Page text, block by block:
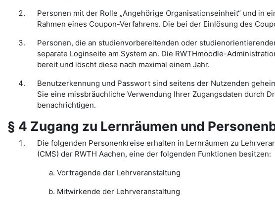
Personen mit der Rolle „Angehörige Organisationseinheit“ und in
Rahmen eines Coupon-Verfahrens. Die bei der Einlösung des
Personen, die an studienvorbereitenden oder
separate Loginseite am System an. Die RWTHmoodle-
bereit und löscht diese nach maximal einem Jahr.
Benutzerkennung und Passwort sind seitens der Nutzenden
Sie eine missbräuchliche Verwendung Ihrer Zugangsdaten durch
benachrichtigen.
§ 4 Zugang zu Lernräumen und
Die folgenden Personenkreise erhalten in Lernräumen zu
(CMS) der RWTH Aachen, eine der folgenden Funktionen besitzen:
Vortragende der Lehrveranstaltung
Mitwirkende der Lehrveranstaltung